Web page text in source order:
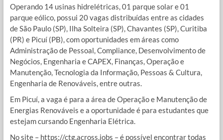
Operando 14 usinas hidrelétricas, 01 parque solar e 01
parque eólico, possui 20 vagas distribuídas entre as cidades
de São Paulo (SP), Ilha Solteira (SP), Chavantes (SP), Curitiba
(PR) e Picuí (PB), com oportunidades em áreas como
Administração de Pessoal, Compliance, Desenvolvimento de
Negócios, Engenharia e CAPEX, Finanças, Operação e
Manutenção, Tecnologia da Informação, Pessoas & Cultura,
Engenharia de Renováveis, entre outras.
Em Picuí, a vaga é para a área de Operação e Manutenção de
Energias Renováveis e a oportunidade é para estudantes que
estejam cursando Engenharia Elétrica.
No site – https://ctg.across.jobs – é possível encontrar todas